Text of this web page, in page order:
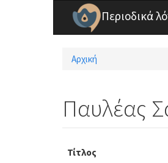
Παράκαμψη προς το κυρίως περιεχόμενο
Περιοδικά
Είστε εδώ
Αρχική
Παυλέας
Τίτλος